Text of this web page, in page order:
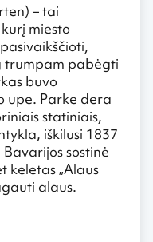
– tai
miesto
trumpam pabėgti
buvo
upe. Parke dera
statiniais,
iškilusi 1837
sostinė
keletas „Alaus
alaus.